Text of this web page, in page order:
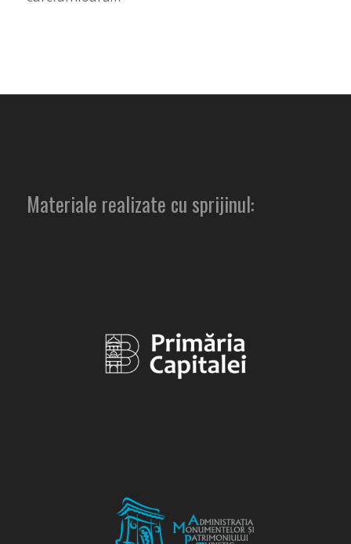
Materiale realizate cu sprijinul: